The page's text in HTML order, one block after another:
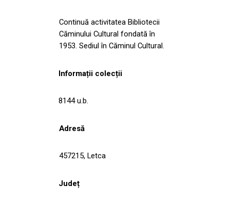
Continuă activitatea Bibliotecii
Căminului Cultural fondată în
1953. Sediul în Căminul Cultural.
Informații colecții
8144 u.b.
Adresă
457215, Letca
Județ